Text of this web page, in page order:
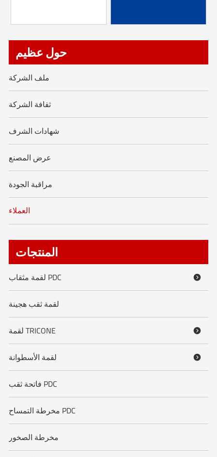
حول عظيم
ملف الشركة
ثقافة الشركة
شهادات الشرف
عرض المصنع
مراقبة الجودة
العملاء
المنتجات
لقمة مثقاب PDC 
لقمة ثقب هجينة
لقمة TRICONE 
لقمة الأسطوانة 
فاتحة ثقب PDC
مخرطة التمساح PDC
مخرطة الصخور